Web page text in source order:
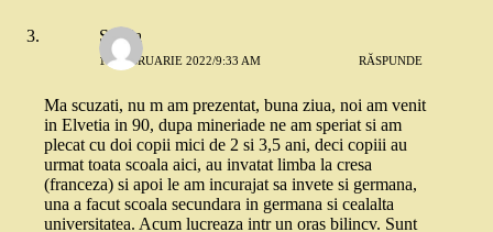
Sanda
17 FEBRUARIE 2022/9:33 AM RĂSPUNDE
Ma scuzati, nu m am prezentat, buna ziua, noi am venit
in Elvetia in 90, dupa mineriade ne am speriat si am
plecat cu doi copii mici de 2 si 3,5 ani, deci copiii au
urmat toata scoala aici, au invatat limba la cresa
(franceza) si apoi le am incurajat sa invete si germana,
una a facut scoala secundara in germana si cealalta
universitatea. Acum lucreaza intr un oras bilincv. Sunt